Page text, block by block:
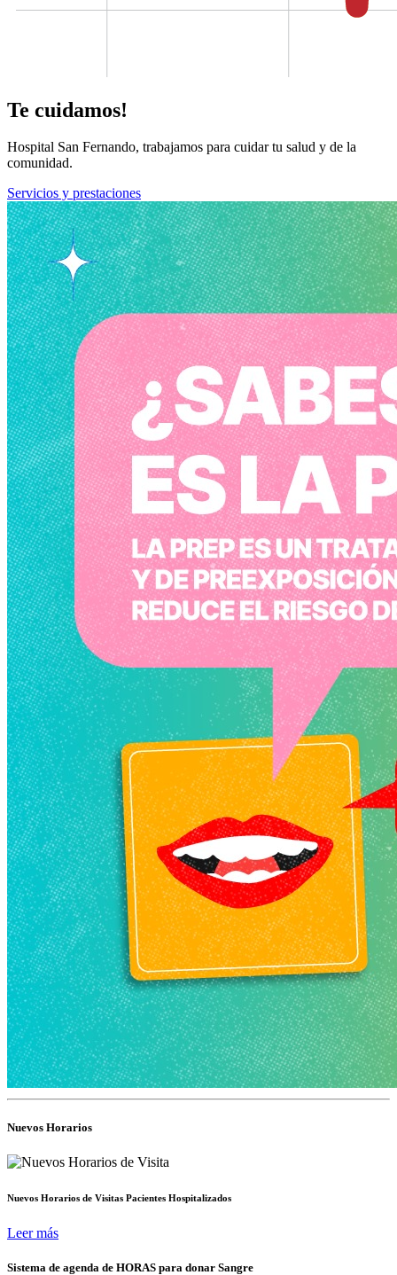
Te cuidamos!
Hospital San Fernando, trabajamos para cuidar tu salud y de la
comunidad.
Servicios y prestaciones
Nuevos Horarios
Nuevos Horarios de Visitas Pacientes Hospitalizados
Leer más
Sistema de agenda de HORAS para donar Sangre